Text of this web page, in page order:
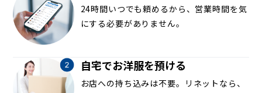
24時間いつでも頼めるから、営業時間を気
にする必要がありません。
自宅でお洋服を預ける
お店への持ち込みは不要。リネットなら、